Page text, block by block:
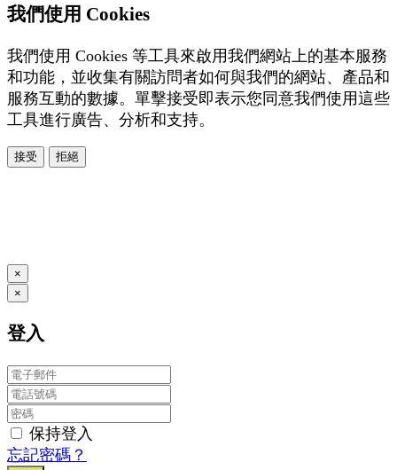
我們使用 Cookies
我們使用 Cookies 等工具來啟用我們網站上的基本服務
和功能，並收集有關訪問者如何與我們的網站、產品和
服務互動的數據。單擊接受即表示您同意我們使用這些
工具進行廣告、分析和支持。
接受 拒絕
×
×
登入
保持登入
忘記密碼？